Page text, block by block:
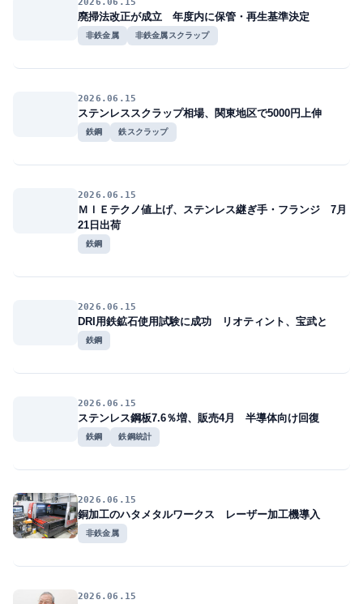
2026.06.15
廃掃法改正が成立 年度内に保管・再生基準決定
非鉄金属 非鉄金属スクラップ
2026.06.15
ステンレススクラップ相場、関東地区で5000円上伸
鉄鋼 鉄スクラップ
2026.06.15
ＭＩＥテクノ値上げ、ステンレス継ぎ手・フランジ 7月
21日出荷
鉄鋼
2026.06.15
DRI用鉄鉱石使用試験に成功 リオティント、宝武と
鉄鋼
2026.06.15
ステンレス鋼板7.6％増、販売4月 半導体向け回復
鉄鋼 鉄鋼統計
2026.06.15
銅加工のハタメタルワークス レーザー加工機導入
非鉄金属
2026.06.15